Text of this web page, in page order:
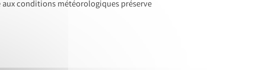
conditions météorologiques préserve